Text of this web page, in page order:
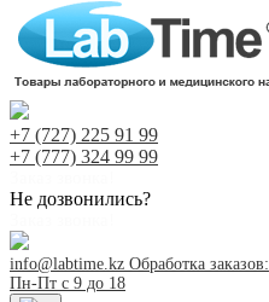
+7 (727) 225 91 99
+7 (777) 324 99 99
Не дозвонились?
info@labtime.kz Обработка заказов:
Пн-Пт с 9 до 18